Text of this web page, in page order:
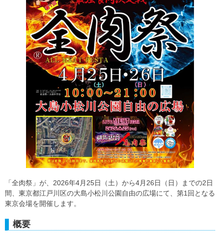
「全肉祭」が、2026年4月25日（土）から4月26日（日）までの2日
間、東京都江戸川区の大島小松川公園自由の広場にて、第1回となる
東京会場を開催します。
概要